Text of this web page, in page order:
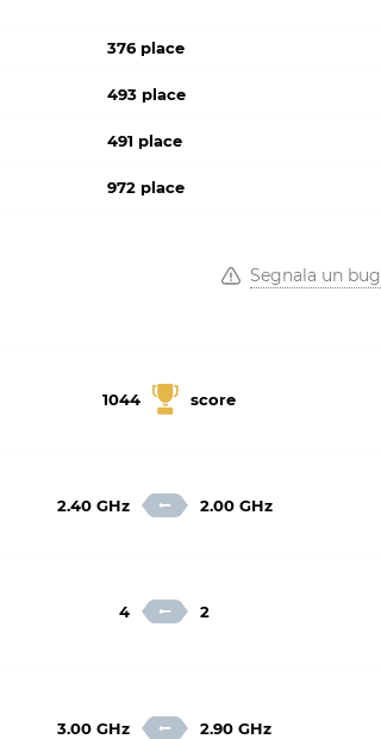
376 place
493 place
491 place
972 place
Segnala un bug
1044 score
2.40 GHz 2.00 GHz
4 2
3.00 GHz 2.90 GHz